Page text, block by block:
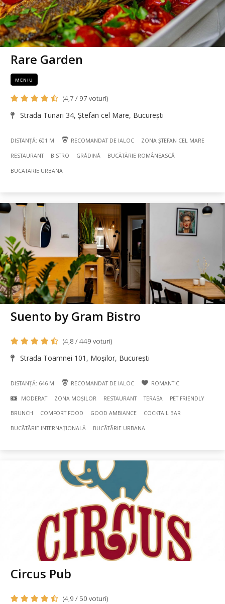
Rare Garden
MENIU
(4,7 / 97 voturi)
Strada Tunari 34, Ștefan cel Mare, București
DISTANȚĂ: 601 M RECOMANDAT DE IALOC ZONA ȘTEFAN CEL MARE
RESTAURANT BISTRO GRĂDINĂ BUCÃTÃRIE ROMÂNEASCĂ
BUCÃTÃRIE URBANA
Suento by Gram Bistro
(4,8 / 449 voturi)
Strada Toamnei 101, Moșilor, București
DISTANȚĂ: 646 M RECOMANDAT DE IALOC ROMANTIC
MODERAT ZONA MOȘILOR RESTAURANT TERASA PET FRIENDLY
BRUNCH COMFORT FOOD GOOD AMBIANCE COCKTAIL BAR
BUCÃTÃRIE INTERNAȚIONALĂ BUCÃTÃRIE URBANA
Circus Pub
(4,9 / 50 voturi)